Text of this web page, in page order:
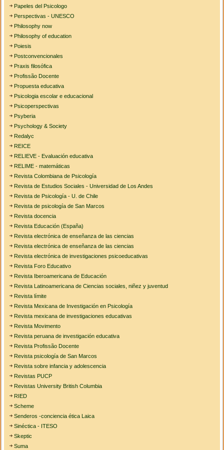
Papeles del Psicologo
Perspectivas - UNESCO
Philosophy now
Philosophy of education
Poiesis
Postconvencionales
Praxis filosófica
Profissão Docente
Propuesta educativa
Psicologia escolar e educacional
Psicoperspectivas
Psyberia
Psychology & Society
Redalyc
REICE
RELIEVE - Evaluación educativa
RELIME - matemáticas
Revista Colombiana de Psicología
Revista de Estudios Sociales - Universidad de Los Andes
Revista de Psicología - U. de Chile
Revista de psicología de San Marcos
Revista docencia
Revista Educación (España)
Revista electrónica de enseñanza de las ciencias
Revista electrónica de enseñanza de las ciencias
Revista electrónica de investigaciones psicoeducativas
Revista Foro Educativo
Revista Iberoamericana de Educación
Revista Latinoamericana de Ciencias sociales, niñez y juventud
Revista límite
Revista Mexicana de Investigación en Psicología
Revista mexicana de investigaciones educativas
Revista Movimento
Revista peruana de investigación educativa
Revista Profissão Docente
Revista psicología de San Marcos
Revista sobre infancia y adolescencia
Revistas PUCP
Revistas University British Columbia
RIED
Scheme
Senderos -conciencia ética Laica
Sinéctica - ITESO
Skeptic
Suma